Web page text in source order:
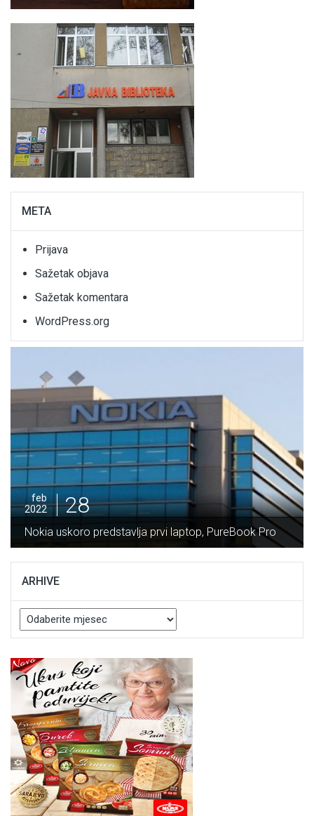
META
Prijava
Sažetak objava
Sažetak komentara
WordPress.org
prvi laptop, PureBook Pro
feb
2022
28
Potpisan Ugovor za
Vranduk vrijedan 64
ARHIVE
Arhive